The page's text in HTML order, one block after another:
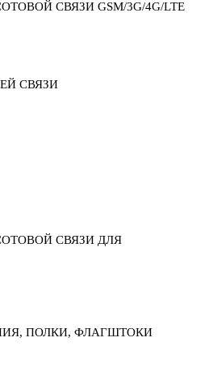
СВЯЗИ GSM/3G/4G/LTE
СВЯЗИ
СВЯЗИ ДЛЯ
ПОЛКИ, ФЛАГШТОКИ